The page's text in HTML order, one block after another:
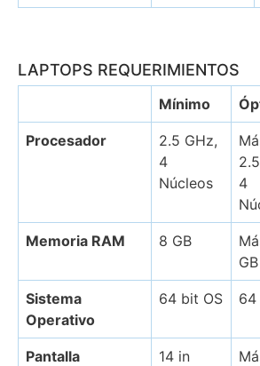
LAPTOPS REQUERIMIENTOS
Mínimo
Procesador
2.5 GHz,
4
Núcleos
4
Memoria RAM 8 GB
GB
Sistema
Operativo
64 bit OS 64
Pantalla 14 in